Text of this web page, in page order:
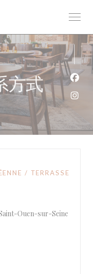
方式
/ TERRASSE
Ouen-sur-Seine